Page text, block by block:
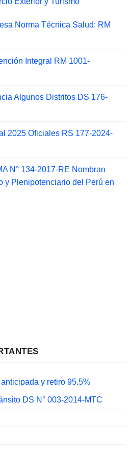
Norma Técnica Salud: RM
Integral RM 1001-
Algunos Distritos DS 176-
2025 Oficiales RS 177-2024-
N° 134-2017-RE Nombran
y Plenipotenciario del Perú en
y retiro 95.5%
DS N° 003-2014-MTC